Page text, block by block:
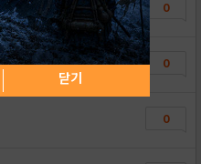
0
0
0
닫기